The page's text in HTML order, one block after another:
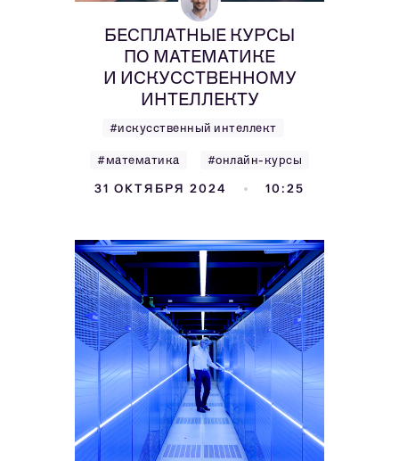
БЕСПЛАТНЫЕ КУРСЫ
ПО МАТЕМАТИКЕ
И ИСКУССТВЕННОМУ
ИНТЕЛЛЕКТУ
#искусственный интеллект
#математика #онлайн-курсы
31 ОКТЯБРЯ 2024 10:25